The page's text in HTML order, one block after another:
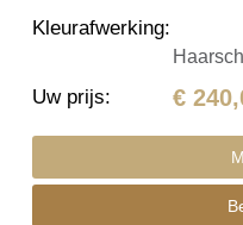
Kleurafwerking:
Uw prijs: €